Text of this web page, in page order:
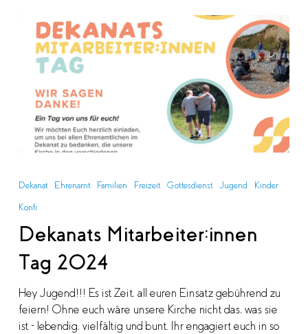
2024
Dekanat Ehrenamt Familien Freizeit Gottesdienst Jugend Kinder
Konfi
Dekanats Mitarbeiter:innen
Tag 2024
Hey Jugend!!! Es ist Zeit, all euren Einsatz gebührend zu
feiern! Ohne euch wäre unsere Kirche nicht das, was sie
ist – lebendig, vielfältig und bunt. Ihr engagiert euch in so